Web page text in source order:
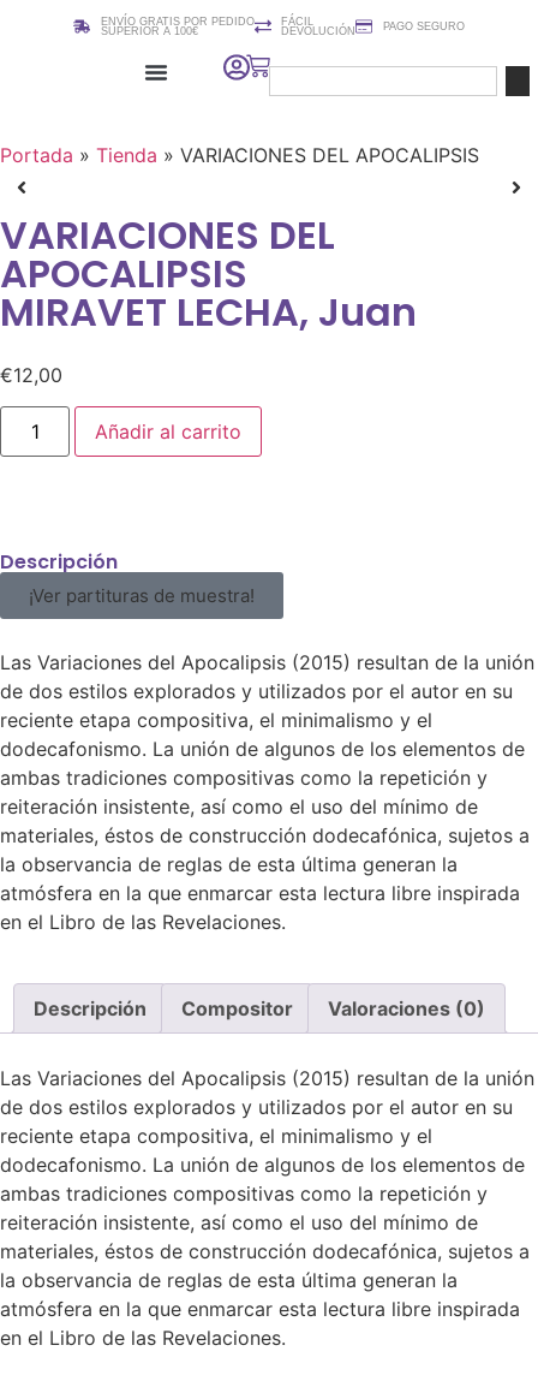
ENVÍO GRATIS POR PEDIDO
SUPERIOR A 100€
FÁCIL
DEVOLUCIÓN
PAGO SEGURO
Portada » Tienda » VARIACIONES DEL APOCALIPSIS
VARIACIONES DEL
APOCALIPSIS
MIRAVET LECHA, Juan
€12,00
Añadir al carrito
Descripción
¡Ver partituras de muestra!
Las Variaciones del Apocalipsis (2015) resultan de la unión
de dos estilos explorados y utilizados por el autor en su
reciente etapa compositiva, el minimalismo y el
dodecafonismo. La unión de algunos de los elementos de
ambas tradiciones compositivas como la repetición y
reiteración insistente, así como el uso del mínimo de
materiales, éstos de construcción dodecafónica, sujetos a
la observancia de reglas de esta última generan la
atmósfera en la que enmarcar esta lectura libre inspirada
en el Libro de las Revelaciones.
Descripción Compositor Valoraciones (0)
Las Variaciones del Apocalipsis (2015) resultan de la unión
de dos estilos explorados y utilizados por el autor en su
reciente etapa compositiva, el minimalismo y el
dodecafonismo. La unión de algunos de los elementos de
ambas tradiciones compositivas como la repetición y
reiteración insistente, así como el uso del mínimo de
materiales, éstos de construcción dodecafónica, sujetos a
la observancia de reglas de esta última generan la
atmósfera en la que enmarcar esta lectura libre inspirada
en el Libro de las Revelaciones.